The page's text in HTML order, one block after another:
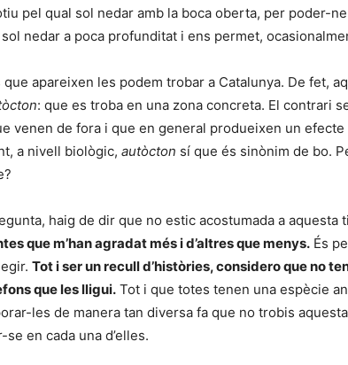
pel qual sol nedar amb la boca oberta, per poder-
nedar a poca profunditat i ens permet,
apareixen les podem trobar a Catalunya. De fet,
: que es troba en una zona concreta. El contrari
venen de fora i que en general produeixen un
a nivell biològic, autòcton sí que és sinònim de bo.
haig de dir que no estic acostumada a aquesta
que m’han agradat més i d’altres que menys. És
Tot i ser un recull d’històries, considero que no
que les lligui. Tot i que totes tenen una espècie
les de manera tan diversa fa que no trobis
en cada una d’elles.